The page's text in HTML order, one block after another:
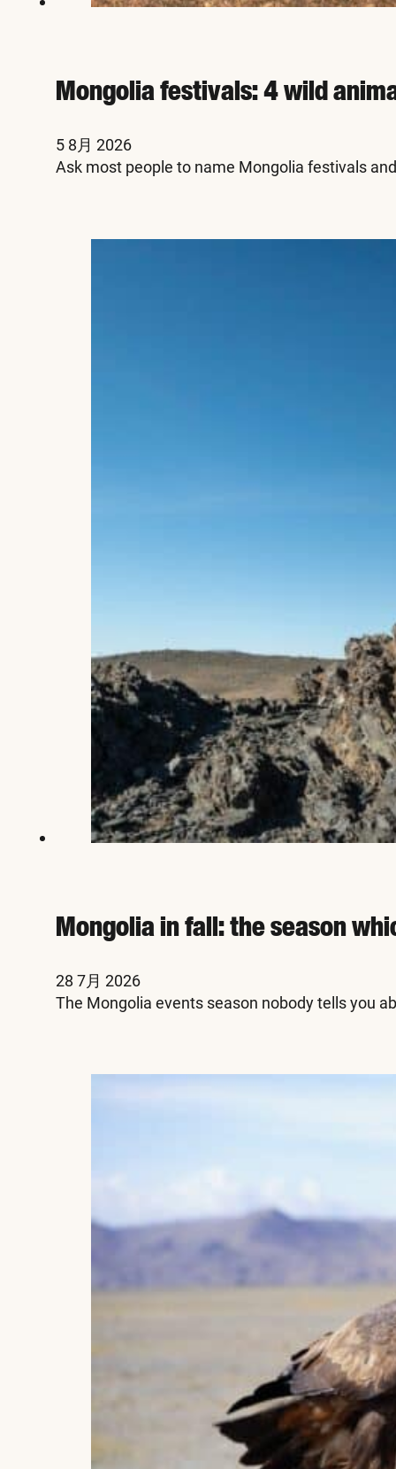
Mongolia festivals: 4 wild
5 8月 2026
Ask most people to name Mongolia festivals
Mongolia in fall: the season
28 7月 2026
The Mongolia events season nobody tells you